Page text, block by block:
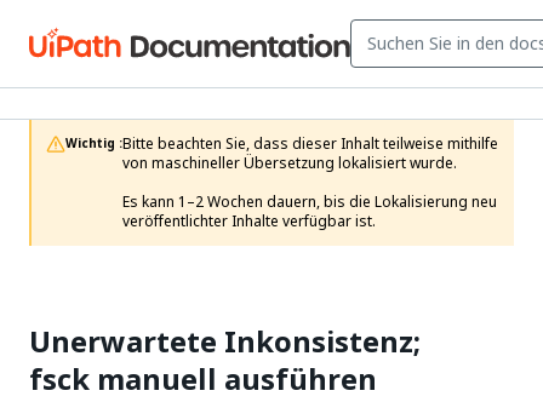
Wichtig :Bitte beachten Sie, dass dieser Inhalt teilweise mithilfe
von maschineller Übersetzung lokalisiert wurde.
Es kann 1–2 Wochen dauern, bis die Lokalisierung neu
veröffentlichter Inhalte verfügbar ist.
Unerwartete Inkonsistenz;
fsck manuell ausführen